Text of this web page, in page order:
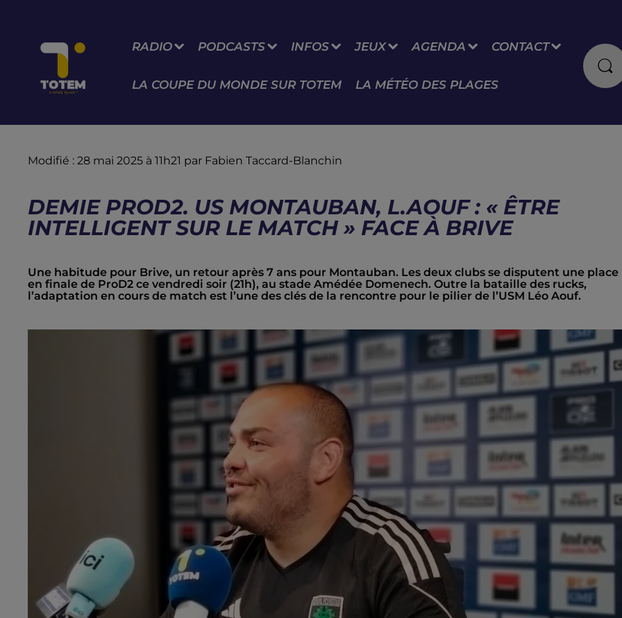
RADIO PODCASTS INFOS JEUX AGENDA CONTACT
LA COUPE DU MONDE SUR TOTEM LA MÉTÉO DES PLAGES
Modifié : 28 mai 2025 à 11h21 par Fabien Taccard-Blanchin
DEMIE PROD2. US MONTAUBAN, L.AOUF : « ÊTRE
INTELLIGENT SUR LE MATCH » FACE À BRIVE
Une habitude pour Brive, un retour après 7 ans pour Montauban. Les deux clubs se disputent une place
en finale de ProD2 ce vendredi soir (21h), au stade Amédée Domenech. Outre la bataille des rucks,
l’adaptation en cours de match est l’une des clés de la rencontre pour le pilier de l’USM Léo Aouf.